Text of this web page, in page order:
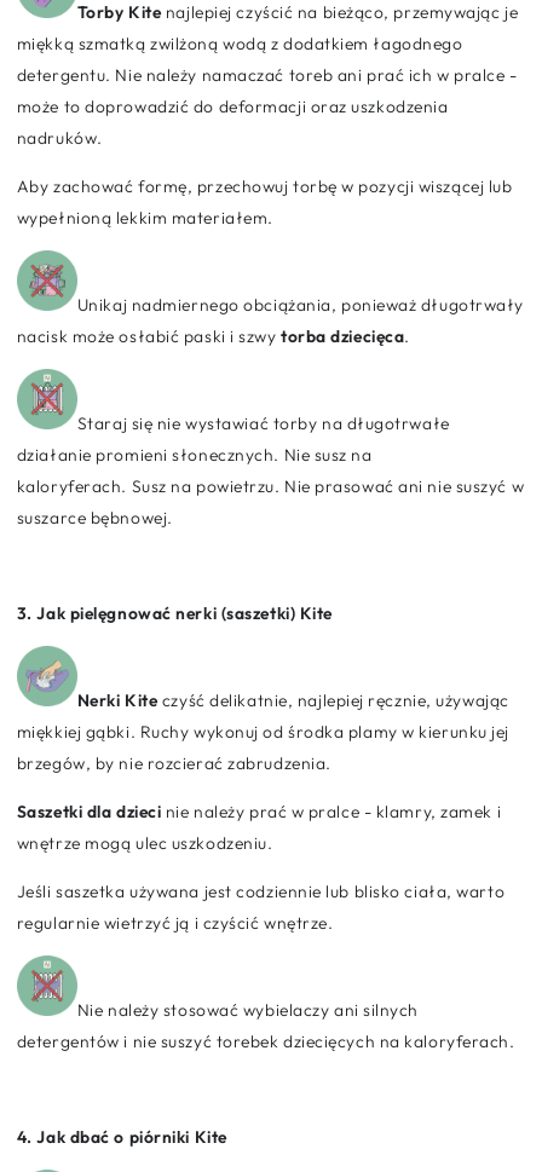
Torby Kitenajlepiej czyścić na bieżąco, przemywając je
miękką szmatką zwilżoną wodą z dodatkiem łagodnego
detergentu. Nie należy namaczać toreb ani prać ich w pralce -
może to doprowadzić do deformacji oraz uszkodzenia
nadruków.
Aby zachować formę, przechowuj torbę w pozycji wiszącej lub
wypełnioną lekkim materiałem.
Unikaj nadmiernego obciążania, ponieważ długotrwały
nacisk może osłabić paski i szwytorba dziecięca.
Staraj się nie wystawiać torby na długotrwałe
działanie promieni słonecznych. Nie susz na
kaloryferach. Susz na powietrzu. Nie prasować ani nie suszyć w
suszarce bębnowej.
3. Jak pielęgnować nerki (saszetki) Kite
Nerki Kiteczyść delikatnie, najlepiej ręcznie, używając
miękkiej gąbki. Ruchy wykonuj od środka plamy w kierunku jej
brzegów, by nie rozcierać zabrudzenia.
Saszetki dla dzieci nie należy prać w pralce - klamry, zamek i
wnętrze mogą ulec uszkodzeniu.
Jeśli saszetka używana jest codziennie lub blisko ciała, warto
regularnie wietrzyć ją i czyścić wnętrze.
Nie należy stosować wybielaczy ani silnych
detergentów i nie suszyć torebek dziecięcych na kaloryferach.
4. Jak dbać o piórniki Kite